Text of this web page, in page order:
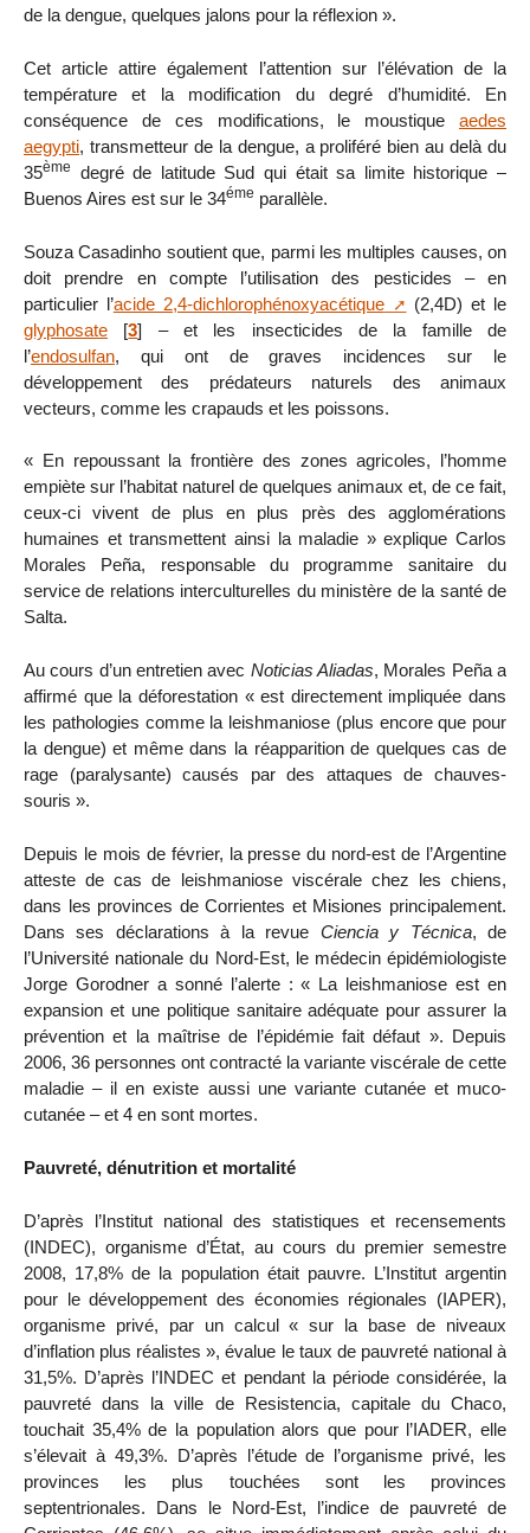
de la dengue, quelques jalons pour la réflexion ».
Cet article attire également l’attention sur l’élévation de la
température et la modification du degré d’humidité. En
conséquence de ces modifications, le moustique aedes
aegypti, transmetteur de la dengue, a proliféré bien au delà du
35ème
degré de latitude Sud qui était sa limite historique –
Buenos Aires est sur le 34éme parallèle.
Souza Casadinho soutient que, parmi les multiples causes, on
doit prendre en compte l’utilisation des pesticides – en
particulier l’acide 2,4-dichlorophénoxyacétique
(2,4D) et le
glyphosate [3] – et les insecticides de la famille de
l’endosulfan, qui ont de graves incidences sur le
développement des prédateurs naturels des animaux
vecteurs, comme les crapauds et les poissons.
« En repoussant la frontière des zones agricoles, l’homme
empiète sur l’habitat naturel de quelques animaux et, de ce fait,
ceux-ci vivent de plus en plus près des agglomérations
humaines et transmettent ainsi la maladie » explique Carlos
Morales Peña, responsable du programme sanitaire du
service de relations interculturelles du ministère de la santé de
Salta.
Au cours d’un entretien avec Noticias Aliadas, Morales Peña a
affirmé que la déforestation « est directement impliquée dans
les pathologies comme la leishmaniose (plus encore que pour
la dengue) et même dans la réapparition de quelques cas de
rage (paralysante) causés par des attaques de chauves-
souris ».
Depuis le mois de février, la presse du nord-est de l’Argentine
atteste de cas de leishmaniose viscérale chez les chiens,
dans les provinces de Corrientes et Misiones principalement.
Dans ses déclarations à la revue Ciencia y Técnica, de
l’Université nationale du Nord-Est, le médecin épidémiologiste
Jorge Gorodner a sonné l’alerte : « La leishmaniose est en
expansion et une politique sanitaire adéquate pour assurer la
prévention et la maîtrise de l’épidémie fait défaut ». Depuis
2006, 36 personnes ont contracté la variante viscérale de cette
maladie – il en existe aussi une variante cutanée et muco-
cutanée – et 4 en sont mortes.
Pauvreté, dénutrition et mortalité
D’après l’Institut national des statistiques et recensements
(INDEC), organisme d’État, au cours du premier semestre
2008, 17,8% de la population était pauvre. L’Institut argentin
pour le développement des économies régionales (IAPER),
organisme privé, par un calcul « sur la base de niveaux
d’inflation plus réalistes », évalue le taux de pauvreté national à
31,5%. D’après l’INDEC et pendant la période considérée, la
pauvreté dans la ville de Resistencia, capitale du Chaco,
touchait 35,4% de la population alors que pour l’IADER, elle
s’élevait à 49,3%. D’après l’étude de l’organisme privé, les
provinces les plus touchées sont les provinces
septentrionales. Dans le Nord-Est, l’indice de pauvreté de